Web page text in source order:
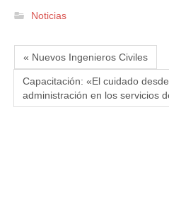
Noticias
« Nuevos Ingenieros Civiles
Capacitación: «El cuidado
administración en los servicios